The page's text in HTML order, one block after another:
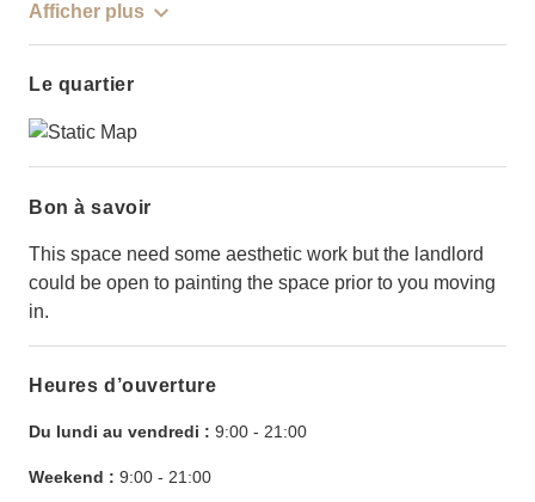
Afficher plus
Le quartier
Bon à savoir
This space need some aesthetic work but the landlord
could be open to painting the space prior to you moving
in.
Heures d’ouverture
Du lundi au vendredi : 9:00 - 21:00
Weekend : 9:00 - 21:00